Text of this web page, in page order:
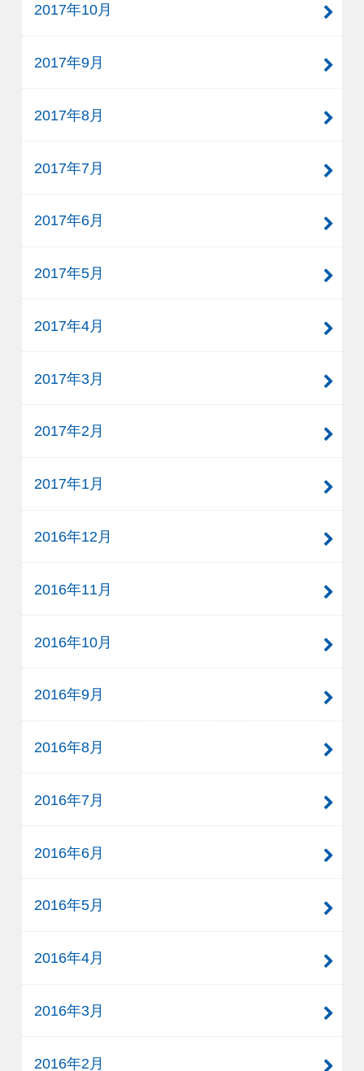
2017年10月
2017年9月
2017年8月
2017年7月
2017年6月
2017年5月
2017年4月
2017年3月
2017年2月
2017年1月
2016年12月
2016年11月
2016年10月
2016年9月
2016年8月
2016年7月
2016年6月
2016年5月
2016年4月
2016年3月
2016年2月